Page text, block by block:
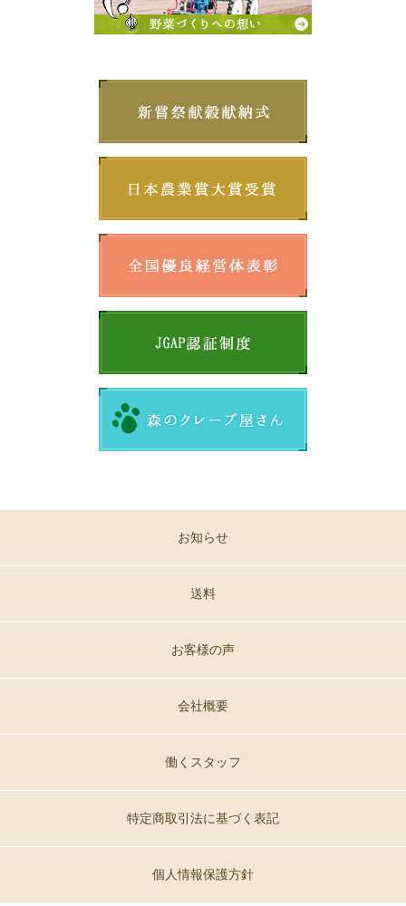
お知らせ
送料
お客様の声
会社概要
働くスタッフ
特定商取引法に基づく表記
個人情報保護方針